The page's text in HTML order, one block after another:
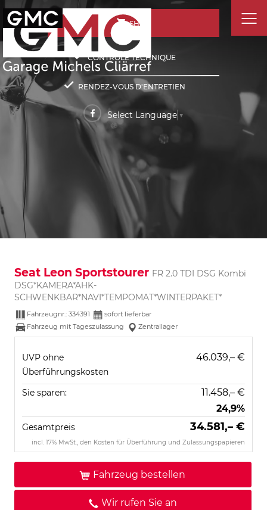
SHOP
CONTRÔLE TECHNIQUE
RENDEZ-VOUS D'ENTRETIEN
Select Language ▼
Seat Leon Sportstourer FR 2.0 TDI DSG Kombi
DSG*KAMERA*AHK-
SCHWENKBAR*NAVI*TEMPOMAT*WINTERPAKET*
Fahrzeugnr.: 334391
sofort lieferbar
Fahrzeug mit Tageszulassung
Zentrallager
UVP ohne
Überführungskosten
46.039,– €
Sie sparen:
11.458,– €
24,9%
Gesamtpreis 34.581,– €
incl. 17% MwSt., den Kosten für Überführung und Zulassungspapieren
Fahrzeug bestellen
Wir rufen Sie an